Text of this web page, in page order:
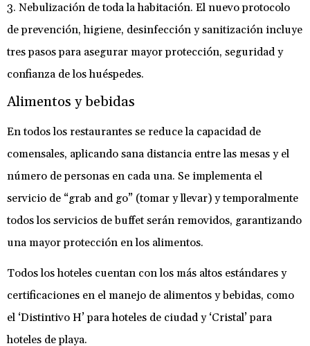
3. Nebulización de toda la habitación. El nuevo protocolo
de prevención, higiene, desinfección y sanitización incluye
tres pasos para asegurar mayor protección, seguridad y
confianza de los huéspedes.
Alimentos y bebidas
En todos los restaurantes se reduce la capacidad de
comensales, aplicando sana distancia entre las mesas y el
número de personas en cada una. Se implementa el
servicio de “grab and go” (tomar y llevar) y temporalmente
todos los servicios de buffet serán removidos, garantizando
una mayor protección en los alimentos.
Todos los hoteles cuentan con los más altos estándares y
certificaciones en el manejo de alimentos y bebidas, como
el ‘Distintivo H’ para hoteles de ciudad y ‘Cristal’ para
hoteles de playa.